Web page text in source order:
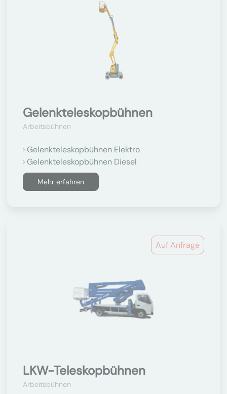
Gelenkteleskopbühnen
Arbeitsbühnen
Gelenkteleskopbühnen Elektro
Gelenkteleskopbühnen Diesel
Mehr erfahren
Auf Anfrage
LKW-Teleskopbühnen
Arbeitsbühnen